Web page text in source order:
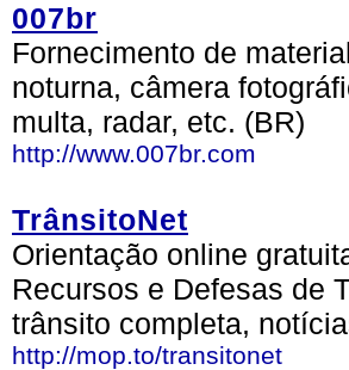
007br
Fornecimento de
noturna, câmera
multa, radar, etc. (BR)
http://www.007br.com
TrânsitoNet
Orientação online
Recursos e Defesas de
trânsito completa,
http://mop.to/transitonet